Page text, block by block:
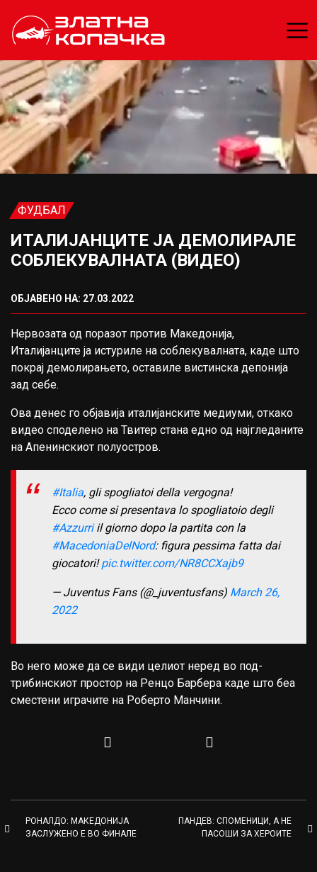
ФУДБАЛ
ИТАЛИЈАНЦИТЕ ЈА ДЕМОЛИРАЛЕ
СОБЛЕКУВАЛНАТА (ВИДЕО)
ОБЈАВЕНО НА: 27.03.2022
Нервозата од поразот против Македонија,
Италијанците ја истуриле на соблекувалната, каде што
покрај демолирањето, оставиле вистинска депонија
зад себе.
Ова денес го објавија италијанските медиуми, откако
видео споделено на Твитер стана едно од најгледаните
на Апенинскиот полуостров.
#Italia, gli spogliatoi della vergogna!
Ecco come si presentava lo spogliatoio degli
#Azzurriil giorno dopo la partita con la
#MacedoniaDelNord: figura pessima fatta dai
giocatori!pic.twitter.com/NR8CCXajb9
— Juventus Fans (@_juventusfans) March 26,
2022
Во него може да се види целиот неред во под-
трибинскиот простор на Ренцо Барбера каде што беа
сместени играчите на Роберто Манчини.
РОНАЛДО: МАКЕДОНИЈА
ЗАСЛУЖЕНО Е ВО ФИНАЛЕ
ПАНДЕВ: СПОМЕНИЦИ, А НЕ
ПАСОШИ ЗА ХЕРОИТЕ